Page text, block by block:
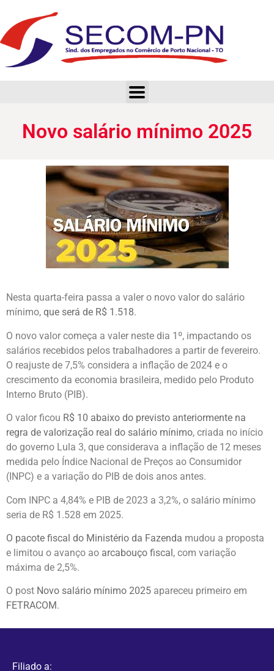
Novo salário mínimo 2025
Nesta quarta-feira passa a valer o novo valor do salário
mínimo, que será de R$ 1.518.
O novo valor começa a valer neste dia 1º, impactando os
salários recebidos pelos trabalhadores a partir de fevereiro.
O reajuste de 7,5% considera a inflação de 2024 e o
crescimento da economia brasileira, medido pelo Produto
Interno Bruto (PIB).
O valor ficou R$ 10 abaixo do previsto anteriormente na
regra de valorização real do salário mínimo, criada no início
do governo Lula 3, que considerava a inflação de 12 meses
medida pelo Índice Nacional de Preços ao Consumidor
(INPC) e a variação do PIB de dois anos antes.
Com INPC a 4,84% e PIB de 2023 a 3,2%, o salário mínimo
seria de R$ 1.528 em 2025.
O pacote fiscal do Ministério da Fazenda mudou a proposta
e limitou o avanço ao arcabouço fiscal, com variação
máxima de 2,5%.
O post Novo salário mínimo 2025 apareceu primeiro em
FETRACOM.
Filiado a: